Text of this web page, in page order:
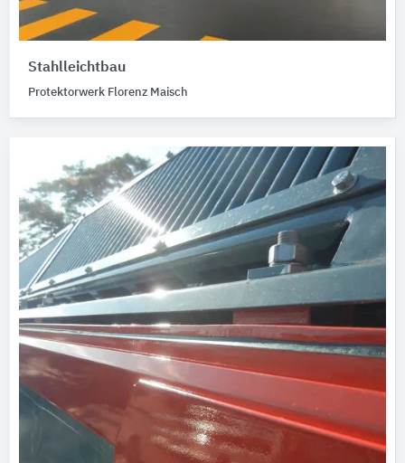
Stahlleichtbau
Protektorwerk Florenz Maisch